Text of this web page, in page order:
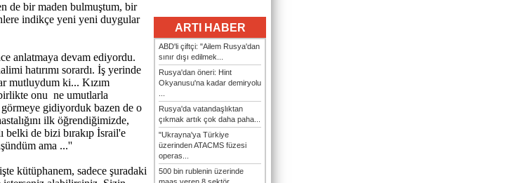
de bir maden bulmuştum, bir
indikçe yeni yeni duygular
anlatmaya devam ediyordu.
hatırımı sorardı. İş yerinde
mutluydum ki... Kızım
onu ne umutlarla
gidiyorduk bazen de o
ilk öğrendiğimizde,
belki de bizi bırakıp İsrail'e
ama ...''
kütüphanem, sadece şuradaki
ARTI HABER
ABD'li çiftçi: "Ailem Rusya'dan
sınır dışı edilmek...
Rusya'dan öneri: Hint
Okyanusu'na kadar demiryolu
Rusya'da vatandaşlıktan
çıkmak artık çok daha paha...
"Ukrayna'ya Türkiye
üzerinden ATACMS füzesi
operas...
500 bin rublenin üzerinde